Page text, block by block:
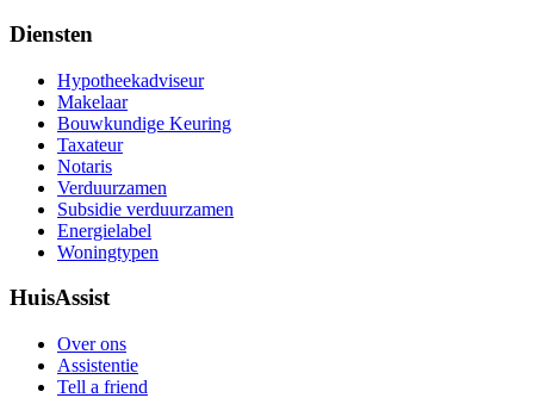
Diensten
Hypotheekadviseur
Makelaar
Bouwkundige Keuring
Taxateur
Notaris
Verduurzamen
Subsidie verduurzamen
Energielabel
Woningtypen
HuisAssist
Over ons
Assistentie
Tell a friend